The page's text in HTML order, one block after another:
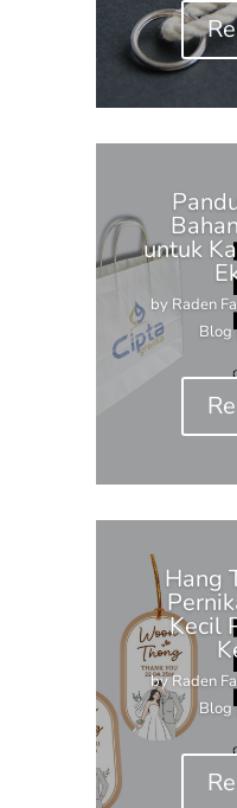
untuk
by Raden
Blog
Hang
Kecil
byRaden
Blog